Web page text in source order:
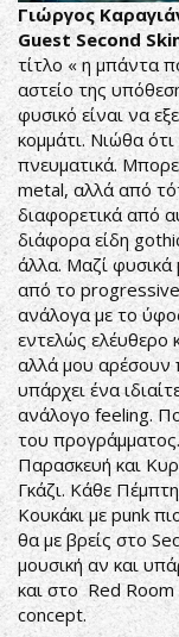
Γιώργος
Guest Second
τίτλο « η μπάντα
αστείο της
φυσικό είναι να
κομμάτι. Νιώθα
πνευματικά.
metal, αλλά από
διαφορετικά από
διάφορα είδη
άλλα. Μαζί φυσικά
από το
ανάλογα με το
εντελώς ελέυθερο
αλλά μου αρέσουν
υπάρχει ένα
ανάλογο feeling.
του
Παρασκευή και
Γκάζι. Κάθε
Κουκάκι με punk
θα με βρείς στο
μουσική αν και
και στο Red
concept.